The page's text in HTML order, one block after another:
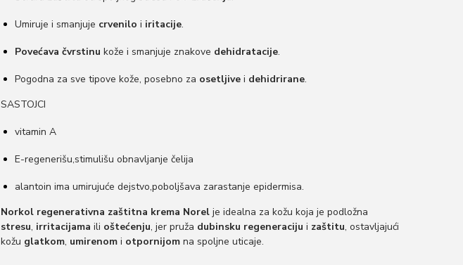
Umiruje i smanjuje crvenilo i iritacije.
Povećava čvrstinu kože i smanjuje znakove dehidratacije.
Pogodna za sve tipove kože, posebno za osetljive i dehidrirane.
SASTOJCI
vitamin A
E-regenerišu,stimulišu obnavljanje čelija
alantoin ima umirujuće dejstvo,poboljšava zarastanje epidermisa.
Norkol regenerativna zaštitna krema Norel je idealna za kožu koja je podložna
stresu, irritacijama ili oštećenju, jer pruža dubinsku regeneraciju i zaštitu, ostavljajući
kožu glatkom, umirenom i otpornijom na spoljne uticaje.